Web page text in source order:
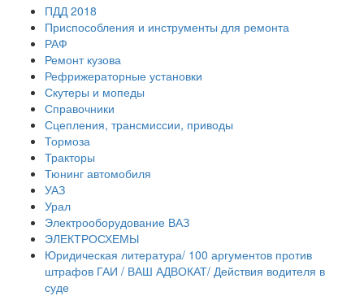
ПДД 2018
Приспособления и инструменты для ремонта
РАФ
Ремонт кузова
Рефрижераторные установки
Скутеры и мопеды
Справочники
Сцепления, трансмиссии, приводы
Тормоза
Тракторы
Тюнинг автомобиля
УАЗ
Урал
Электрооборудование ВАЗ
ЭЛЕКТРОСХЕМЫ
Юридическая литература/ 100 аргументов против
штрафов ГАИ / ВАШ АДВОКАТ/ Действия водителя в
суде